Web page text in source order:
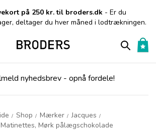
på 250 kr. til broders.dk - Er du
deltager du hver måned i lodtrækningen.
nyhedsbrev - opnå fordele!
/ Shop / Mærker / Jacques /
Matinettes, Mørk pålægschokolade